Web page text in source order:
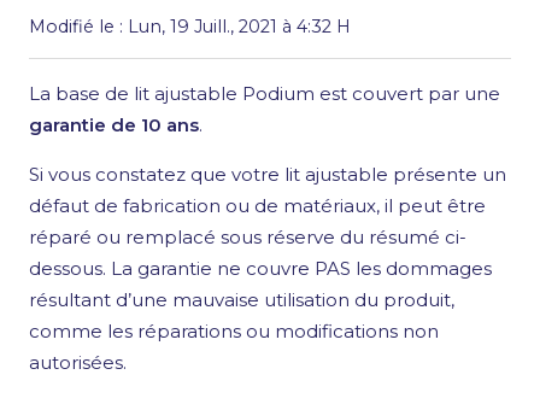
Modifié le : Lun, 19 Juill., 2021 à 4:32 H
La base de lit ajustable Podium est couvert par une
garantie de 10 ans.
Si vous constatez que votre lit ajustable présente un
défaut de fabrication ou de matériaux, il peut être
réparé ou remplacé sous réserve du résumé ci-
dessous. La garantie ne couvre PAS les dommages
résultant d’une mauvaise utilisation du produit,
comme les réparations ou modifications non
autorisées.